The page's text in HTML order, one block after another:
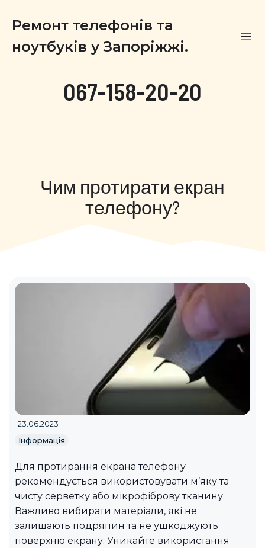
Ремонт телефонів та
ноутбуків у Запоріжжі.
067-158-20-20
Чим протирати екран
телефону?
23.06.2023
Інформація
Для протирання екрана телефону
рекомендується використовувати м’яку та
чисту серветку або мікрофіброву тканину.
Важливо вибирати матеріали, які не
залишають подряпин та не ушкоджують
поверхню екрану. Уникайте використання